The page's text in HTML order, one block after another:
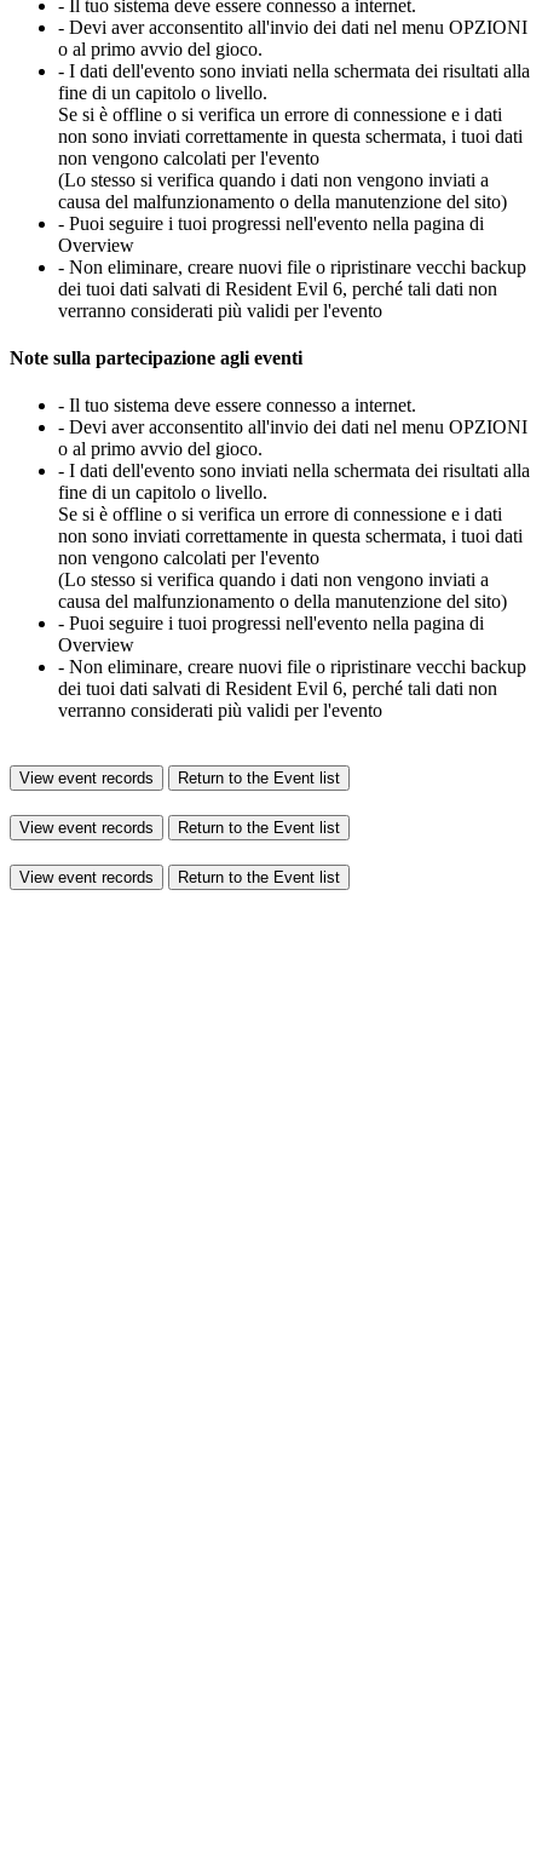
- Il tuo sistema deve essere connesso a internet.
- Devi aver acconsentito all'invio dei dati nel menu OPZIONI
o al primo avvio del gioco.
- I dati dell'evento sono inviati nella schermata dei risultati alla
fine di un capitolo o livello.
Se si è offline o si verifica un errore di connessione e i dati
non sono inviati correttamente in questa schermata, i tuoi dati
non vengono calcolati per l'evento
(Lo stesso si verifica quando i dati non vengono inviati a
causa del malfunzionamento o della manutenzione del sito)
- Puoi seguire i tuoi progressi nell'evento nella pagina di
Overview
- Non eliminare, creare nuovi file o ripristinare vecchi backup
dei tuoi dati salvati di Resident Evil 6, perché tali dati non
verranno considerati più validi per l'evento
Note sulla partecipazione agli eventi
- Il tuo sistema deve essere connesso a internet.
- Devi aver acconsentito all'invio dei dati nel menu OPZIONI
o al primo avvio del gioco.
- I dati dell'evento sono inviati nella schermata dei risultati alla
fine di un capitolo o livello.
Se si è offline o si verifica un errore di connessione e i dati
non sono inviati correttamente in questa schermata, i tuoi dati
non vengono calcolati per l'evento
(Lo stesso si verifica quando i dati non vengono inviati a
causa del malfunzionamento o della manutenzione del sito)
- Puoi seguire i tuoi progressi nell'evento nella pagina di
Overview
- Non eliminare, creare nuovi file o ripristinare vecchi backup
dei tuoi dati salvati di Resident Evil 6, perché tali dati non
verranno considerati più validi per l'evento